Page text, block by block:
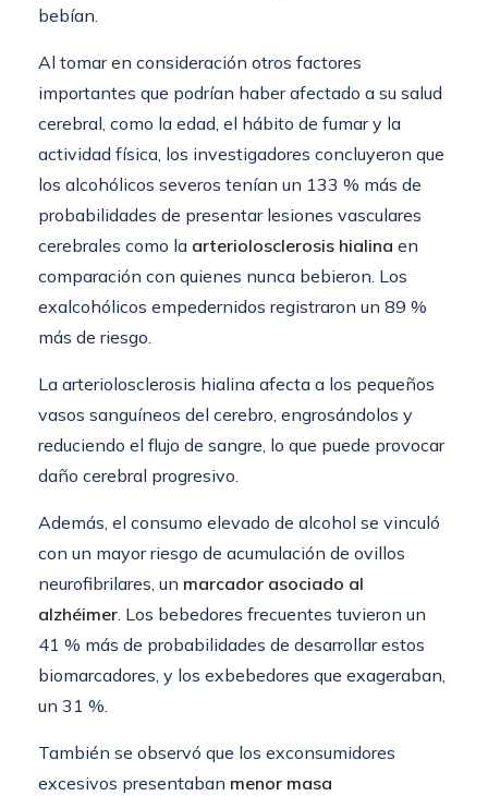
bebían.
Al tomar en consideración otros factores
importantes que podrían haber afectado a su salud
cerebral, como la edad, el hábito de fumar y la
actividad física, los investigadores concluyeron que
los alcohólicos severos tenían un 133 % más de
probabilidades de presentar lesiones vasculares
cerebrales como la arteriolosclerosis hialina en
comparación con quienes nunca bebieron. Los
exalcohólicos empedernidos registraron un 89 %
más de riesgo.
La arteriolosclerosis hialina afecta a los pequeños
vasos sanguíneos del cerebro, engrosándolos y
reduciendo el flujo de sangre, lo que puede provocar
daño cerebral progresivo.
Además, el consumo elevado de alcohol se vinculó
con un mayor riesgo de acumulación de ovillos
neurofibrilares, un marcador asociado al
alzhéimer. Los bebedores frecuentes tuvieron un
41 % más de probabilidades de desarrollar estos
biomarcadores, y los exbebedores que exageraban,
un 31 %.
También se observó que los exconsumidores
excesivos presentaban menor masa